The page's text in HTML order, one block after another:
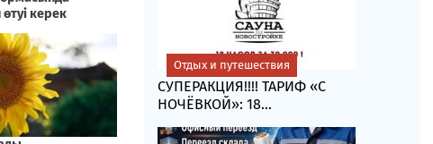
СУПЕРАКЦИЯ!!!! ТАРИФ «C
НОЧЁВКОЙ»: 18...
Отдых и путешествия